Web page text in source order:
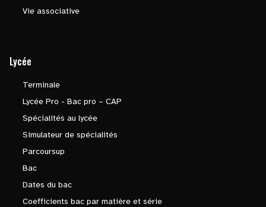
Vie associative
Lycée
Terminale
Lycée Pro - Bac pro – CAP
Spécialités au lycée
Simulateur de spécialités
Parcoursup
Bac
Dates du bac
Coefficients bac par matière et série